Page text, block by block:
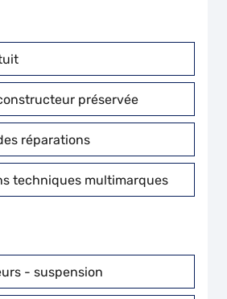
préservée
réparations
techniques multimarques
- suspension